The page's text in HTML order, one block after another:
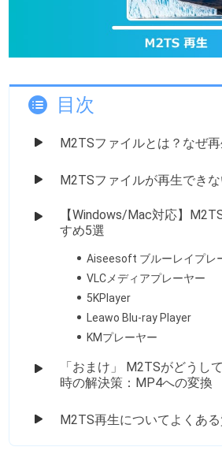
目次
M2TSファイルとは？なぜ
M2TSファイルが再生でき
【Windows/Mac対応】
すめ5選
Aiseesoft ブルーレイプレ
VLCメディアプレーヤー
5KPlayer
Leawo Blu-ray Player
KMプレーヤー
「おまけ」 M2TSがどうし
時の解決策：MP4への変換
M2TS再生についてよくある